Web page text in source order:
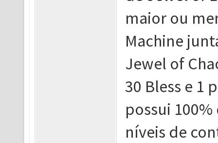
maior ou
Machine
Jewel of
30 Bless e 1
possui
níveis de